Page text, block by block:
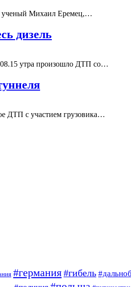
ученый Михаил Еремец,…
дизель
08.15 утра произошло ДТП со…
ДТП с участием грузовика…
#германия#гибель